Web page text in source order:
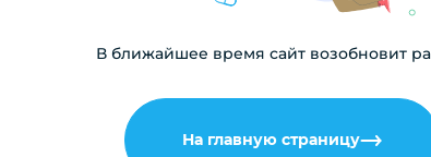
В ближайшее время сайт возобновит
На главную страницу